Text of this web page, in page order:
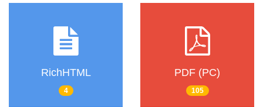
RichHTML
4
PDF (PC)
105